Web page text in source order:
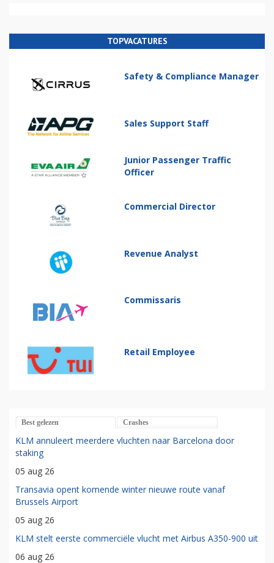
TOPVACATURES
Safety & Compliance Manager
Sales Support Staff
Junior Passenger Traffic
Officer
Commercial Director
Revenue Analyst
Commissaris
Retail Employee
Best gelezen Crashes
KLM annuleert meerdere vluchten naar Barcelona door
staking
05 aug 26
Transavia opent komende winter nieuwe route vanaf
Brussels Airport
05 aug 26
KLM stelt eerste commerciële vlucht met Airbus A350-900 uit
06 aug 26